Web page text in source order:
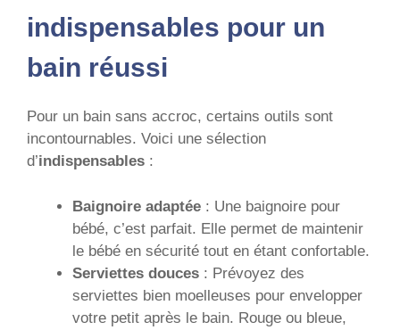
indispensables pour un
bain réussi
Pour un bain sans accroc, certains outils sont
incontournables. Voici une sélection
d’indispensables :
Baignoire adaptée : Une baignoire pour
bébé, c’est parfait. Elle permet de maintenir
le bébé en sécurité tout en étant confortable.
Serviettes douces : Prévoyez des
serviettes bien moelleuses pour envelopper
votre petit après le bain. Rouge ou bleue,